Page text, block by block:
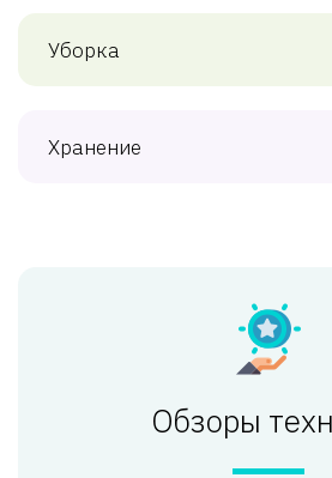
Уборка
Хранение
Обзоры